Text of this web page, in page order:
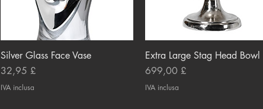
Vista rapida
Silver Glass Face Vase
Prezzo
32,95 £
IVA inclusa
Vista rapida
Extra Large Stag Head Bowl
Prezzo
699,00 £
IVA inclusa